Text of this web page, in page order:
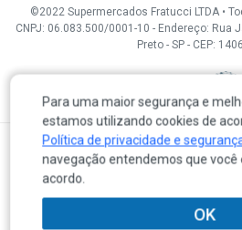
©2022 Supermercados Fratucci LTDA •
CNPJ: 06.083.500/0001-10 - Endereço: Rua
Preto - SP - CEP:
A venda e o consumo de bebidas alcoólicas são proibidas
Em caso de divergência de preços no próprio site, é válido
Os produtos, preços e condições de pagamento são
durante o dia de hoje, sujeitas a alterações sem prévia
veiculados em redes sociais, e-mail, sites de buscas ou
Os itens em promoção poderão ter quantidades limitadas
Para uma maior segurança e
estamos utilizando cookies de
Política de privacidade e
navegação entendemos que você
acordo.
OK